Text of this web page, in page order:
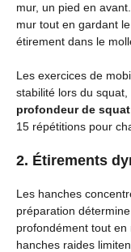
mur, un pied en
mur tout en gardant
étirement dans le
Les exercices de
stabilité lors du
profondeur de squat
15 répétitions pour
2. Étirements
Les hanches
préparation
profondément tout
hanches raides